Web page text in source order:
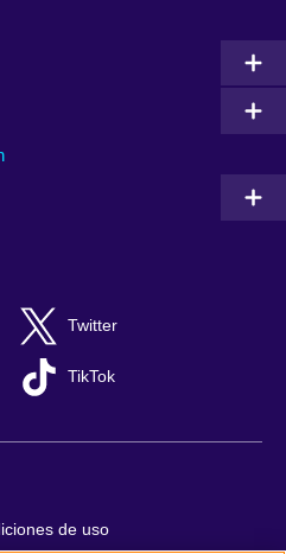
Twitter
TikTok
de uso